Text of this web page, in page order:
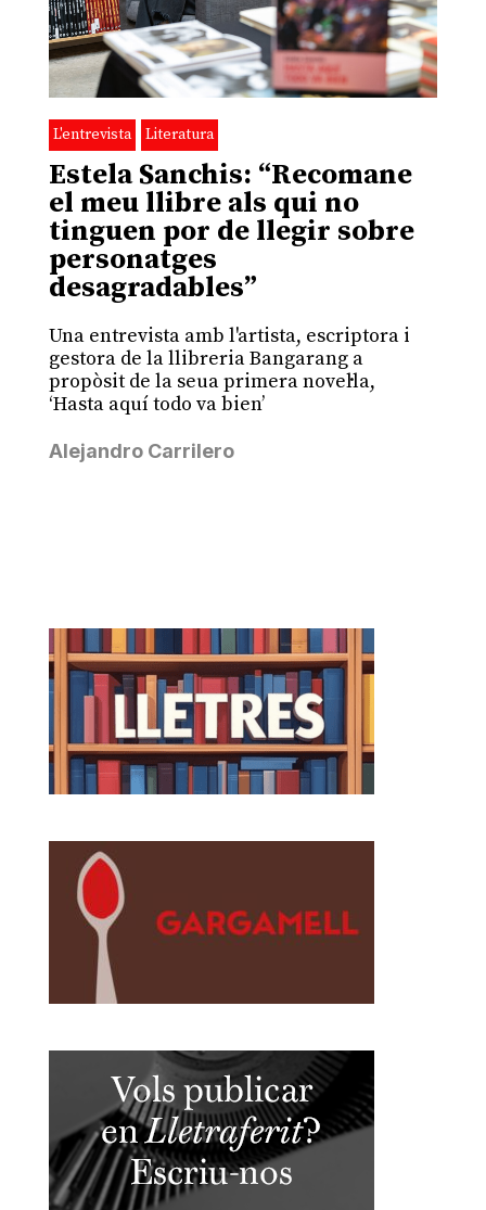
L'entrevista Literatura
Estela Sanchis: “Recomane
el meu llibre als qui no
tinguen por de llegir sobre
personatges
desagradables”
Una entrevista amb l'artista, escriptora i
gestora de la llibreria Bangarang a
propòsit de la seua primera novel·la,
‘Hasta aquí todo va bien’
Alejandro Carrilero